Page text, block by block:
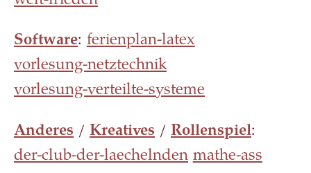
Software: ferienplan-latex
vorlesung-netztechnik
vorlesung-verteilte-systeme
Anderes / Kreatives / Rollenspiel:
der-club-der-laechelnden mathe-ass